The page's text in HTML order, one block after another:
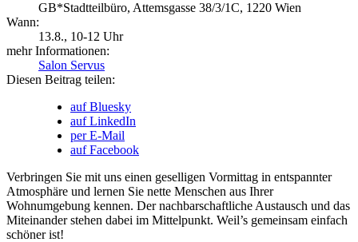
GB*Stadtteilbüro, Attemsgasse 38/3/1C, 1220 Wien
Wann:
13.8., 10-12 Uhr
mehr Informationen:
Salon Servus
Diesen Beitrag teilen:
auf Bluesky
auf LinkedIn
per E-Mail
auf Facebook
Verbringen Sie mit uns einen geselligen Vormittag in entspannter
Atmosphäre und lernen Sie nette Menschen aus Ihrer
Wohnumgebung kennen. Der nachbarschaftliche Austausch und das
Miteinander stehen dabei im Mittelpunkt. Weil’s gemeinsam einfach
schöner ist!